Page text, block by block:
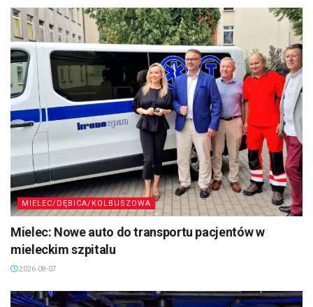
MIELEC/DĘBICA/KOLBUSZOWA
Mielec: Nowe auto do transportu pacjentów w
mieleckim szpitalu
2026-08-07